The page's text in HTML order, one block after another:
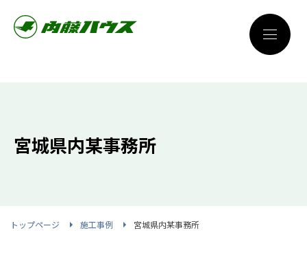
宮城県内某事務所
トップページ 施工事例 宮城県内某事務所